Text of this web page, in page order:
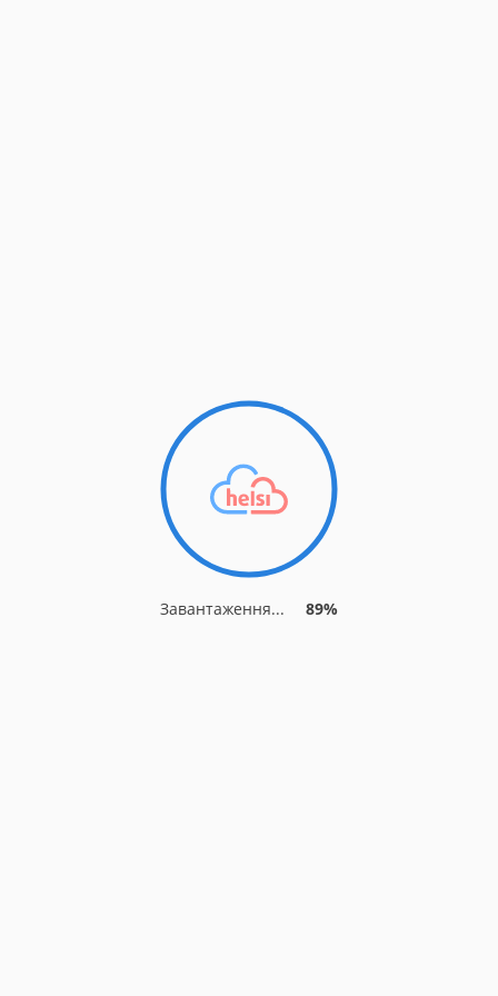
Завантаження... 89%